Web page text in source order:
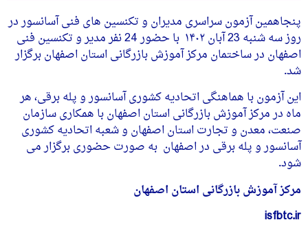
پنجاهمین آزمون سراسری مدیران و تکنسین های فنی آسانسور در
روز سه شنبه 23 آبان ۱۴۰۲ با حضور 24 نفر مدیر و تکنسین فنی
اصفهان در ساختمان مرکز آموزش بازرگانی استان اصفهان برگزار
شد.
این آزمون با هماهنگی اتحادیه کشوری آسانسور و پله برقی، هر
ماه در مرکز آموزش بازرگانی استان اصفهان با همکاری سازمان
صنعت، معدن و تجارت استان اصفهان و شعبه اتحادیه کشوری
آسانسور و پله برقی در اصفهان به صورت حضوری برگزار می
شود.
مرکز آموزش بازرگانی استان اصفهان
isfbtc.ir